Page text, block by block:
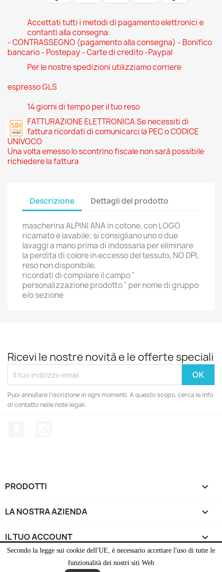
Secondo la legge sui cookie dell'UE, è necessario accettare l'uso di tutte le
funzionalità dei nostri siti Web
Accettati tutti i metodi di pagamento elettronici e
contanti alla consegna:
- CONTRASSEGNO (pagamento alla consegna) - Bonifico
bancario - Postepay - Carte di credito -Paypal
Per le nostre spedizioni utilizziamo corriere
espresso GLS
14 giorni di tempo per il tuo reso
FATTURAZIONE ELETTRONICA.Se necessiti di
fattura ricordati di comunicarci la PEC o CODICE
UNIVOCO
Una volta emesso lo scontrino fiscale non sarà possibile
richiedere la fattura
Descrizione Dettagli del prodotto
mascherina ALPINI ANA in cotone, con LOGO
ricamato e lavabile; si consigliano uno o due
lavaggi a mano prima di indossarla per eliminare
la perdita di colore in eccesso del tessuto, NO DPI,
reso non disponibile.
ricordati di compilare il campo "
personalizzazione prodotto " per nome di gruppo
e/o sezione
Ricevi le nostre novità e le offerte speciali
Puoi annullare l'iscrizione in ogni momenti. A questo scopo, cerca le info
di contatto nelle note legali.
PRODOTTI 
LA NOSTRA AZIENDA 
IL TUO ACCOUNT 
INFORMAZIONI NEGOZIO